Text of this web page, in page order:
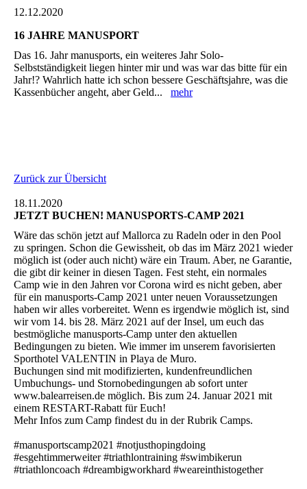
12.12.2020
16 JAHRE MANUSPORT
Das 16. Jahr manusports, ein weiteres Jahr Solo-
Selbstständigkeit liegen hinter mir und was war das bitte für ein
Jahr!? Wahrlich hatte ich schon bessere Geschäftsjahre, was die
Kassenbücher angeht, aber Geld... mehr
Zurück zur Übersicht
18.11.2020
JETZT BUCHEN! MANUSPORTS-CAMP 2021
Wäre das schön jetzt auf Mallorca zu Radeln oder in den Pool
zu springen. Schon die Gewissheit, ob das im März 2021 wieder
möglich ist (oder auch nicht) wäre ein Traum. Aber, ne Garantie,
die gibt dir keiner in diesen Tagen. Fest steht, ein normales
Camp wie in den Jahren vor Corona wird es nicht geben, aber
für ein manusports-Camp 2021 unter neuen Voraussetzungen
haben wir alles vorbereitet. Wenn es irgendwie möglich ist, sind
wir vom 14. bis 28. März 2021 auf der Insel, um euch das
bestmögliche manusports-Camp unter den aktuellen
Bedingungen zu bieten. Wie immer im unserem favorisierten
Sporthotel VALENTIN in Playa de Muro.
Buchungen sind mit modifizierten, kundenfreundlichen
Umbuchungs- und Stornobedingungen ab sofort unter
www.balearreisen.de möglich. Bis zum 24. Januar 2021 mit
einem RESTART-Rabatt für Euch!
Mehr Infos zum Camp findest du in der Rubrik Camps.
#manusportscamp2021 #notjusthopingdoing
#esgehtimmerweiter #triathlontraining #swimbikerun
#triathloncoach #dreambigworkhard #weareinthistogether